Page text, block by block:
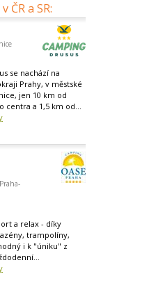
ČR a SR:
se nachází na
Prahy, v městské
jen 10 km od
centra a 1,5 km od...
a relax - díky
trampolíny,
i k "úniku" z